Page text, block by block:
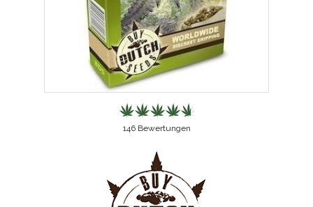
146Bewertungen